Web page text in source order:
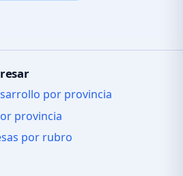
por provincia
provincia
por rubro